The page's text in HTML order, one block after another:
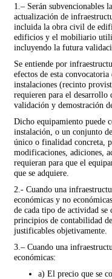
1.– Serán subvencionables
actualización de
incluida la obra civil de
edificios y el mobiliario
incluyendo la futura
Se entiende por
efectos de esta
instalaciones (recinto
requieren para el
validación y demostración
Dicho equipamiento puede
instalación, o un conjunto
único o finalidad concreta,
modificaciones, adiciones,
requieran para que el
que se adquiere.
2.- Cuando una
económicas y no
de cada tipo de actividad se
principios de contabilidad
justificables objetivamente.
3.– Cuando una
económicas:
a) El precio que se